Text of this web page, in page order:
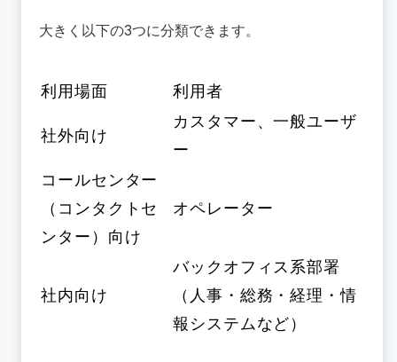
大きく以下の3つに分類できます。
利用場面 利用者
社外向け
カスタマー、一般ユーザ
ー
コールセンター
（コンタクトセ
ンター）向け
オペレーター
社内向け
バックオフィス系部署
（人事・総務・経理・情
報システムなど）